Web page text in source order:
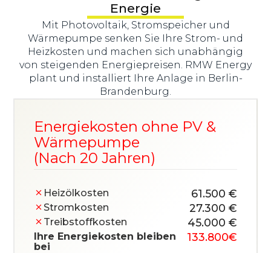
Energie
Mit Photovoltaik, Stromspeicher und
Wärmepumpe senken Sie Ihre Strom- und
Heizkosten und machen sich unabhängig
von steigenden Energiepreisen. RMW Energy
plant und installiert Ihre Anlage in Berlin-
Brandenburg.
Energiekosten ohne PV &
Wärmepumpe
(Nach 20 Jahren)
Heizölkosten 61.500 €
Stromkosten 27.300 €
Treibstoff­kosten 45.000 €
Ihre Energiekosten bleiben
bei
133.800€